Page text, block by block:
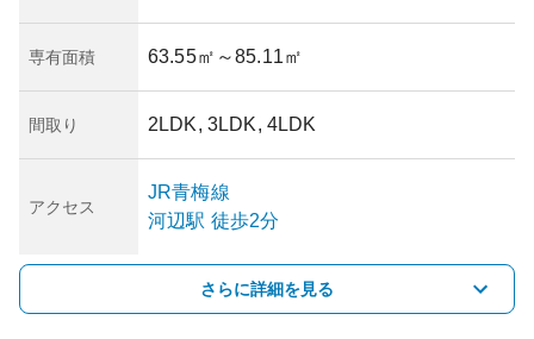
専有面積 63.55㎡ ～85.11㎡
間取り 2LDK, 3LDK, 4LDK
アクセス
JR青梅線
河辺駅 徒歩2分
さらに詳細を見る